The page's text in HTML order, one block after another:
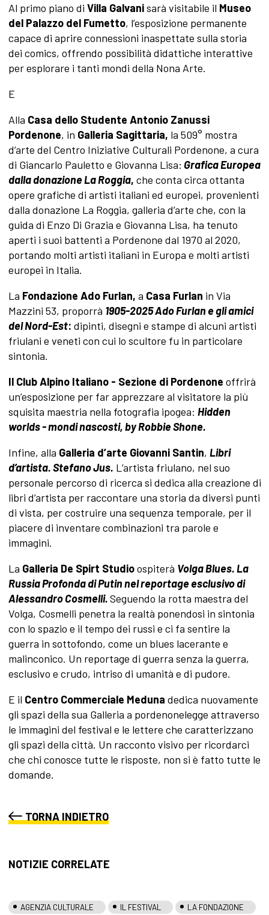
Al primo piano di Villa Galvanisarà visitabile il Museo
del Palazzo del Fumetto, l’esposizione permanente
capace di aprire connessioni inaspettate sulla storia
dei comics, offrendo possibilità didattiche interattive
per esplorare i tanti mondi della Nona Arte.
E
Alla Casa dello Studente Antonio Zanussi
Pordenone, in Galleria Sagittaria, la 509° mostra
d’arte del Centro Iniziative Culturali Pordenone, a cura
di Giancarlo Pauletto e Giovanna Lisa: Grafica Europea
dalla donazione La Roggia, che conta circa ottanta
opere grafiche di artisti italiani ed europei, provenienti
dalla donazione La Roggia, galleria d’arte che, con la
guida di Enzo Di Grazia e Giovanna Lisa, ha tenuto
aperti i suoi battenti a Pordenone dal 1970 al 2020,
portando molti artisti italiani in Europa e molti artisti
europei in Italia.
La Fondazione Ado Furlan, a Casa Furlan in Via
Mazzini 53, proporrà 1905-2025 Ado Furlan e gli amici
del Nord-Est: dipinti, disegni e stampe di alcuni artisti
friulani e veneti con cui lo scultore fu in particolare
sintonia.
Il Club Alpino Italiano - Sezione di Pordenone offrirà
un’esposizione per far apprezzare al visitatore la più
squisita maestria nella fotografia ipogea: Hidden
worlds - mondi nascosti, by Robbie Shone.
Infine, alla Galleria d’arte Giovanni Santin, Libri
d’artista. Stefano Jus. L’artista friulano, nel suo
personale percorso di ricerca si dedica alla creazione di
libri d’artista per raccontare una storia da diversi punti
di vista, per costruire una sequenza temporale, per il
piacere di inventare combinazioni tra parole e
immagini.
La Galleria De Spirt Studioospiterà Volga Blues.La
Russia Profonda di Putin nel reportage esclusivo di
Alessandro Cosmelli.Seguendo la rotta maestra del
Volga, Cosmelli penetra la realtà ponendosi in sintonia
con lo spazio e il tempo dei russi e ci fa sentire la
guerra in sottofondo, come un blues lacerante e
malinconico. Un reportage di guerra senza la guerra,
esclusivo e crudo, intriso di umanità e di pudore.
E il Centro Commerciale Meduna dedica nuovamente
gli spazi della sua Galleria a pordenonelegge attraverso
le immagini del festival e le lettere che caratterizzano
gli spazi della città. Un racconto visivo per ricordarci
che chi conosce tutte le risposte, non si è fatto tutte le
domande.
TORNA INDIETRO
NOTIZIE CORRELATE
AGENZIA CULTURALE IL FESTIVAL LA FONDAZIONE